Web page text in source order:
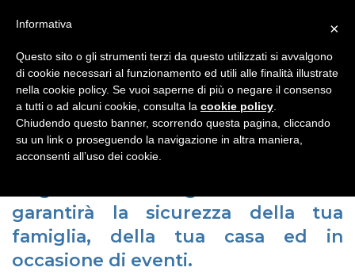
MENU
Servizi per la sicurezza
garantirà la sicurezza della tua
famiglia, della tua casa ed in
occasione di eventi.
×
Informativa
Questo sito o gli strumenti terzi da questo utilizzati si avvalgono
di cookie necessari al funzionamento ed utili alle finalità illustrate
nella cookie policy. Se vuoi saperne di più o negare il consenso
a tutti o ad alcuni cookie, consulta la cookie policy
Chiudendo questo banner, scorrendo questa pagina, cliccando
su un link o proseguendo la navigazione in altra maniera,
acconsenti all’uso dei cookie.